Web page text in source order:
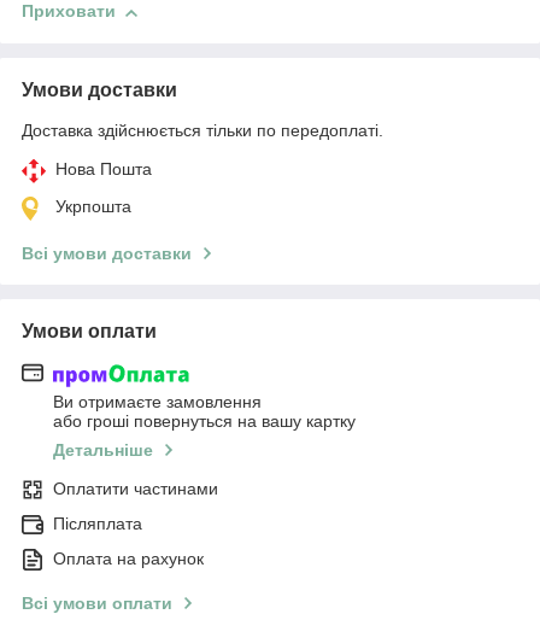
Приховати
Умови доставки
Доставка здійснюється тільки по передоплаті.
Нова Пошта
Укрпошта
Всі умови доставки
Умови оплати
Ви отримаєте замовлення
або гроші повернуться на вашу картку
Детальніше
Оплатити частинами
Післяплата
Оплата на рахунок
Всі умови оплати